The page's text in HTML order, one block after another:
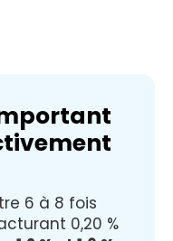
6 à 8 fois
0,20 %